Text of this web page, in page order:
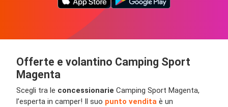
Offerte e volantino Camping Sport
Magenta
Scegli tra le concessionarie Camping Sport Magenta,
l’esperta in camper! Il suo punto vendita è un